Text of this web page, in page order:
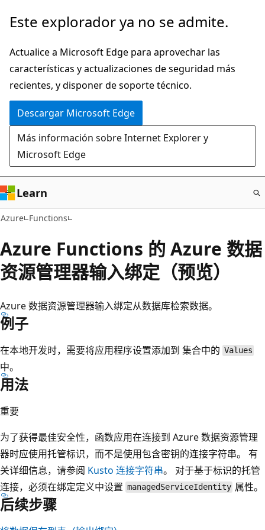
Ir
contenido
principal
Este explorador ya no se admite.
Actualice a Microsoft Edge para aprovechar las
características y actualizaciones de seguridad más
recientes, y disponer de soporte técnico.
Descargar Microsoft Edge
Más información sobre Internet Explorer y
Microsoft Edge
Learn
Azure Functions
Azure Functions 的 Azure 数据
资源管理器输入绑定（预览）
Azure 数据资源管理器输入绑定从数据库检索数据。
例子
在本地开发时，需要将应用程序设置添加到 集合中的 Values
中。
用法
重要
为了获得最佳安全性，函数应用在连接到 Azure 数据资源管理
器时应使用托管标识，而不是使用包含密钥的连接字符串。 有
关详细信息，请参阅 Kusto 连接字符串。 对于基于标识的托管
连接，必须在绑定定义中设置 managedServiceIdentity 属性。
后续步骤